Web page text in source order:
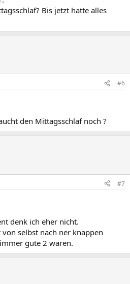
Bis jetzt hatte alles
#6
den Mittagsschlaf noch ?
#7
denk ich eher nicht.
selbst nach ner knappen
gute 2 waren.